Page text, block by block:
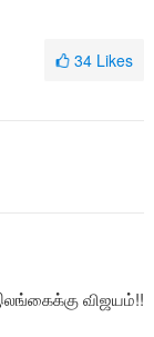
34 Likes
விஜயம்!!